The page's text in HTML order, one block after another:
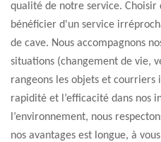
qualité de notre service. Choisir
bénéficier d'un service
de cave. Nous accompagnons
situations (changement de vie,
rangeons les objets et
rapidité et l’efficacité dans nos
l’environnement, nous
nos avantages est longue, à